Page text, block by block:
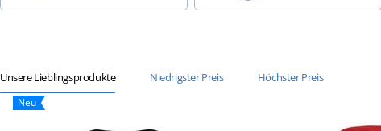
Unsere Lieblingsprodukte Niedrigster Preis Höchster Preis
Neu